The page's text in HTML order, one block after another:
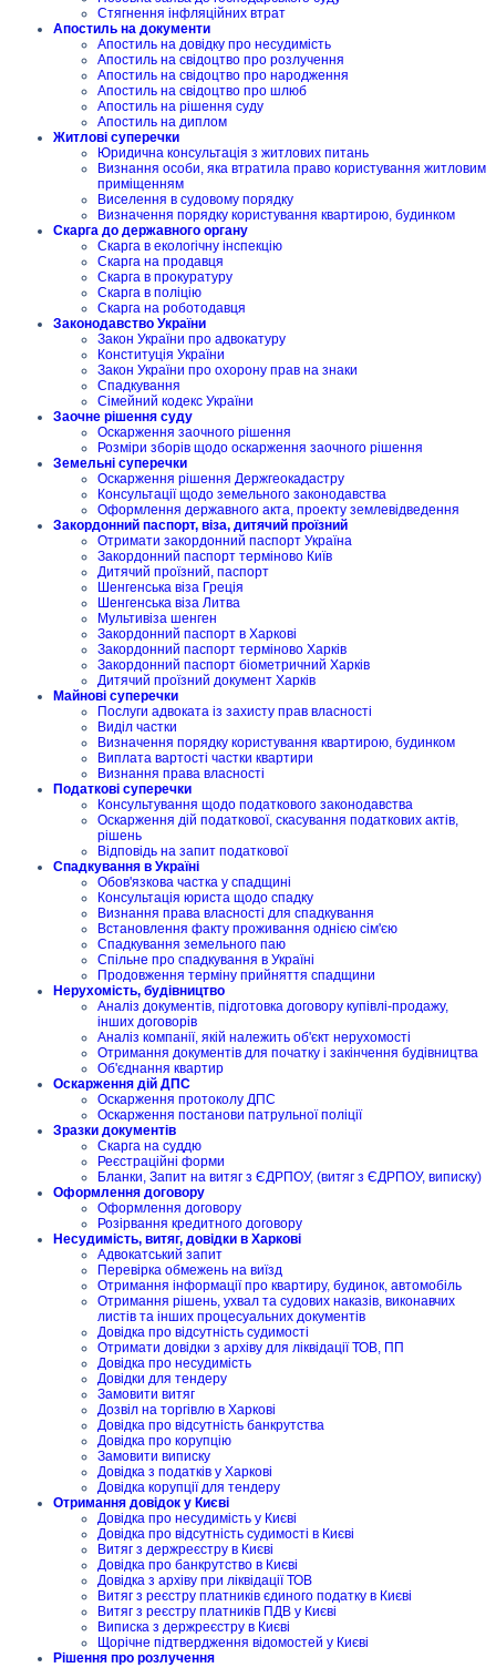
Стягнення інфляційних втрат
Апостиль на документи
Апостиль на довідку про несудимість
Апостиль на свідоцтво про розлучення
Апостиль на свідоцтво про народження
Апостиль на свідоцтво про шлюб
Апостиль на рішення суду
Апостиль на диплом
Житлові суперечки
Юридична консультація з житлових питань
Визнання особи, яка втратила право користування житловим
приміщенням
Виселення в судовому порядку
Визначення порядку користування квартирою, будинком
Скарга до державного органу
Скарга в екологічну інспекцію
Скарга на продавця
Скарга в прокуратуру
Скарга в поліцію
Скарга на роботодавця
Законодавство України
Закон України про адвокатуру
Конституція України
Закон України про охорону прав на знаки
Спадкування
Сімейний кодекс України
Заочне рішення суду
Оскарження заочного рішення
Розміри зборів щодо оскарження заочного рішення
Земельні суперечки
Оскарження рішення Держгеокадастру
Консультації щодо земельного законодавства
Оформлення державного акта, проекту землевідведення
Закордонний паспорт, віза, дитячий проїзний
Отримати закордонний паспорт Україна
Закордонний паспорт терміново Київ
Дитячий проїзний, паспорт
Шенгенська віза Греція
Шенгенська віза Литва
Мультивіза шенген
Закордонний паспорт в Харкові
Закордонний паспорт терміново Харків
Закордонний паспорт біометричний Харків
Дитячий проїзний документ Харків
Майнові суперечки
Послуги адвоката із захисту прав власності
Виділ частки
Визначення порядку користування квартирою, будинком
Виплата вартості частки квартири
Визнання права власності
Податкові суперечки
Консультування щодо податкового законодавства
Оскарження дій податкової, скасування податкових актів,
рішень
Відповідь на запит податкової
Спадкування в Україні
Обов'язкова частка у спадщині
Консультація юриста щодо спадку
Визнання права власності для спадкування
Встановлення факту проживання однією сім'єю
Спадкування земельного паю
Спільне про спадкування в Україні
Продовження терміну прийняття спадщини
Нерухомість, будівництво
Аналіз документів, підготовка договору купівлі-продажу,
інших договорів
Аналіз компанії, якій належить об'єкт нерухомості
Отримання документів для початку і закінчення будівництва
Об'єднання квартир
Оскарження дій ДПС
Оскарження протоколу ДПС
Оскарження постанови патрульної поліції
Зразки документів
Скарга на суддю
Реєстраційні форми
Бланки, Запит на витяг з ЄДРПОУ, (витяг з ЄДРПОУ, виписку)
Оформлення договору
Оформлення договору
Розірвання кредитного договору
Несудимість, витяг, довідки в Харкові
Адвокатський запит
Перевірка обмежень на виїзд
Отримання інформації про квартиру, будинок, автомобіль
Отримання рішень, ухвал та судових наказів, виконавчих
листів та інших процесуальних документів
Довідка про відсутність судимості
Отримати довідки з архіву для ліквідації ТОВ, ПП
Довідка про несудимість
Довідки для тендеру
Замовити витяг
Дозвіл на торгівлю в Харкові
Довідка про відсутність банкрутства
Довідка про корупцію
Замовити виписку
Довідка з податків у Харкові
Довідка корупції для тендеру
Отримання довідок у Києві
Довідка про несудимість у Києві
Довідка про відсутність судимості в Києві
Витяг з держреєстру в Києві
Довідка про банкрутство в Києві
Довідка з архіву при ліквідації ТОВ
Витяг з реєстру платників єдиного податку в Києві
Витяг з реєстру платників ПДВ у Києві
Виписка з держреєстру в Києві
Щорічне підтвердження відомостей у Києві
Рішення про розлучення